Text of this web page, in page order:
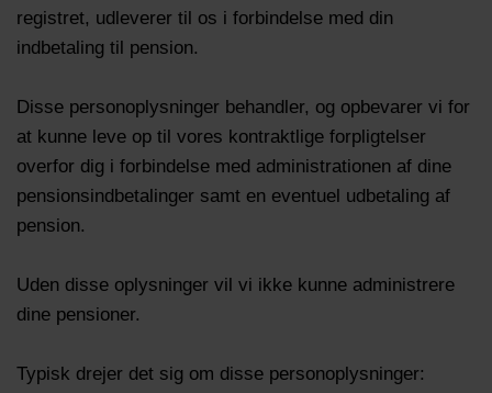
registret, udleverer til os i forbindelse med din
indbetaling til pension.
Disse personoplysninger behandler, og opbevarer vi for
at kunne leve op til vores kontraktlige forpligtelser
overfor dig i forbindelse med administrationen af dine
pensionsindbetalinger samt en eventuel udbetaling af
pension.
Uden disse oplysninger vil vi ikke kunne administrere
dine pensioner.
Typisk drejer det sig om disse personoplysninger: